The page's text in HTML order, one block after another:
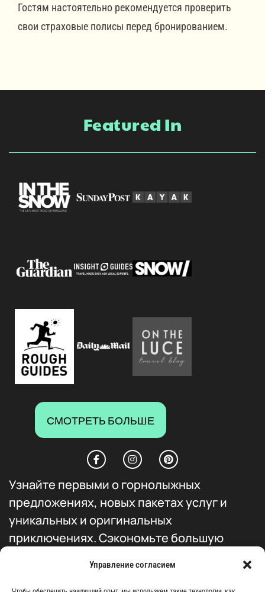
Управление согласием
Гостям настоятельно рекомендуется проверить
свои страховые полисы перед бронированием.
Featured In
СМОТРЕТЬ БОЛЬШЕ
Узнайте первыми о горнолыжных
предложениях, новых пакетах услуг и
уникальных и оригинальных
приключениях. Сэкономьте большую
всем нашим продуктам.